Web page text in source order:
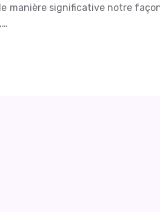
manière significative notre